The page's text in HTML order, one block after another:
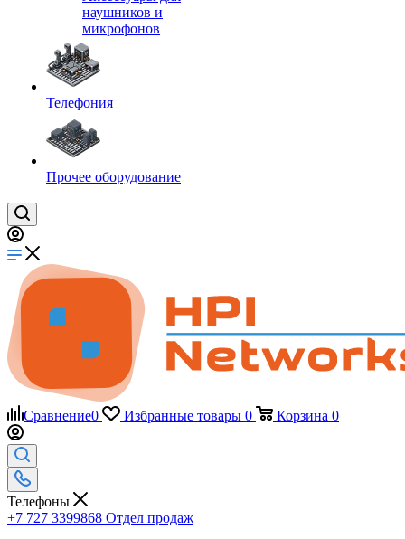
наушников и
микрофонов
Телефония
Прочее оборудование
Сравнение0 Избранные товары 0 Корзина 0
Телефоны
+7 727 3399868 Отдел продаж